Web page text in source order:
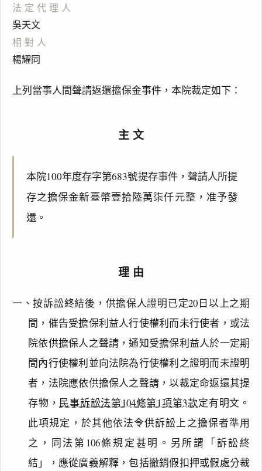
法定代理人
吳天文
相對人
楊耀同
上列當事人間聲請返還擔保金事件，本院裁定如下：
主文
本院100年度存字第683號提存事件，聲請人所提
存之擔保金新臺幣壹拾陸萬柒仟元整，准予發
還。
理由
一、按訴訟終結後，供擔保人證明已定20日以上之期
間，催告受擔保利益人行使權利而未行使者，或法
院依供擔保人之聲請，通知受擔保利益人於一定期
間內行使權利並向法院為行使權利之證明而未證明
者，法院應依供擔保人之聲請，以裁定命返還其提
存物， 民事訴訟法第104條第1項第3款定有明文。
此項規定，於其他依法令供訴訟上之擔保者準用
之，同法第106條規定甚明。另所謂「訴訟終
結」，應從廣義解釋，包括撤銷假扣押或假處分裁